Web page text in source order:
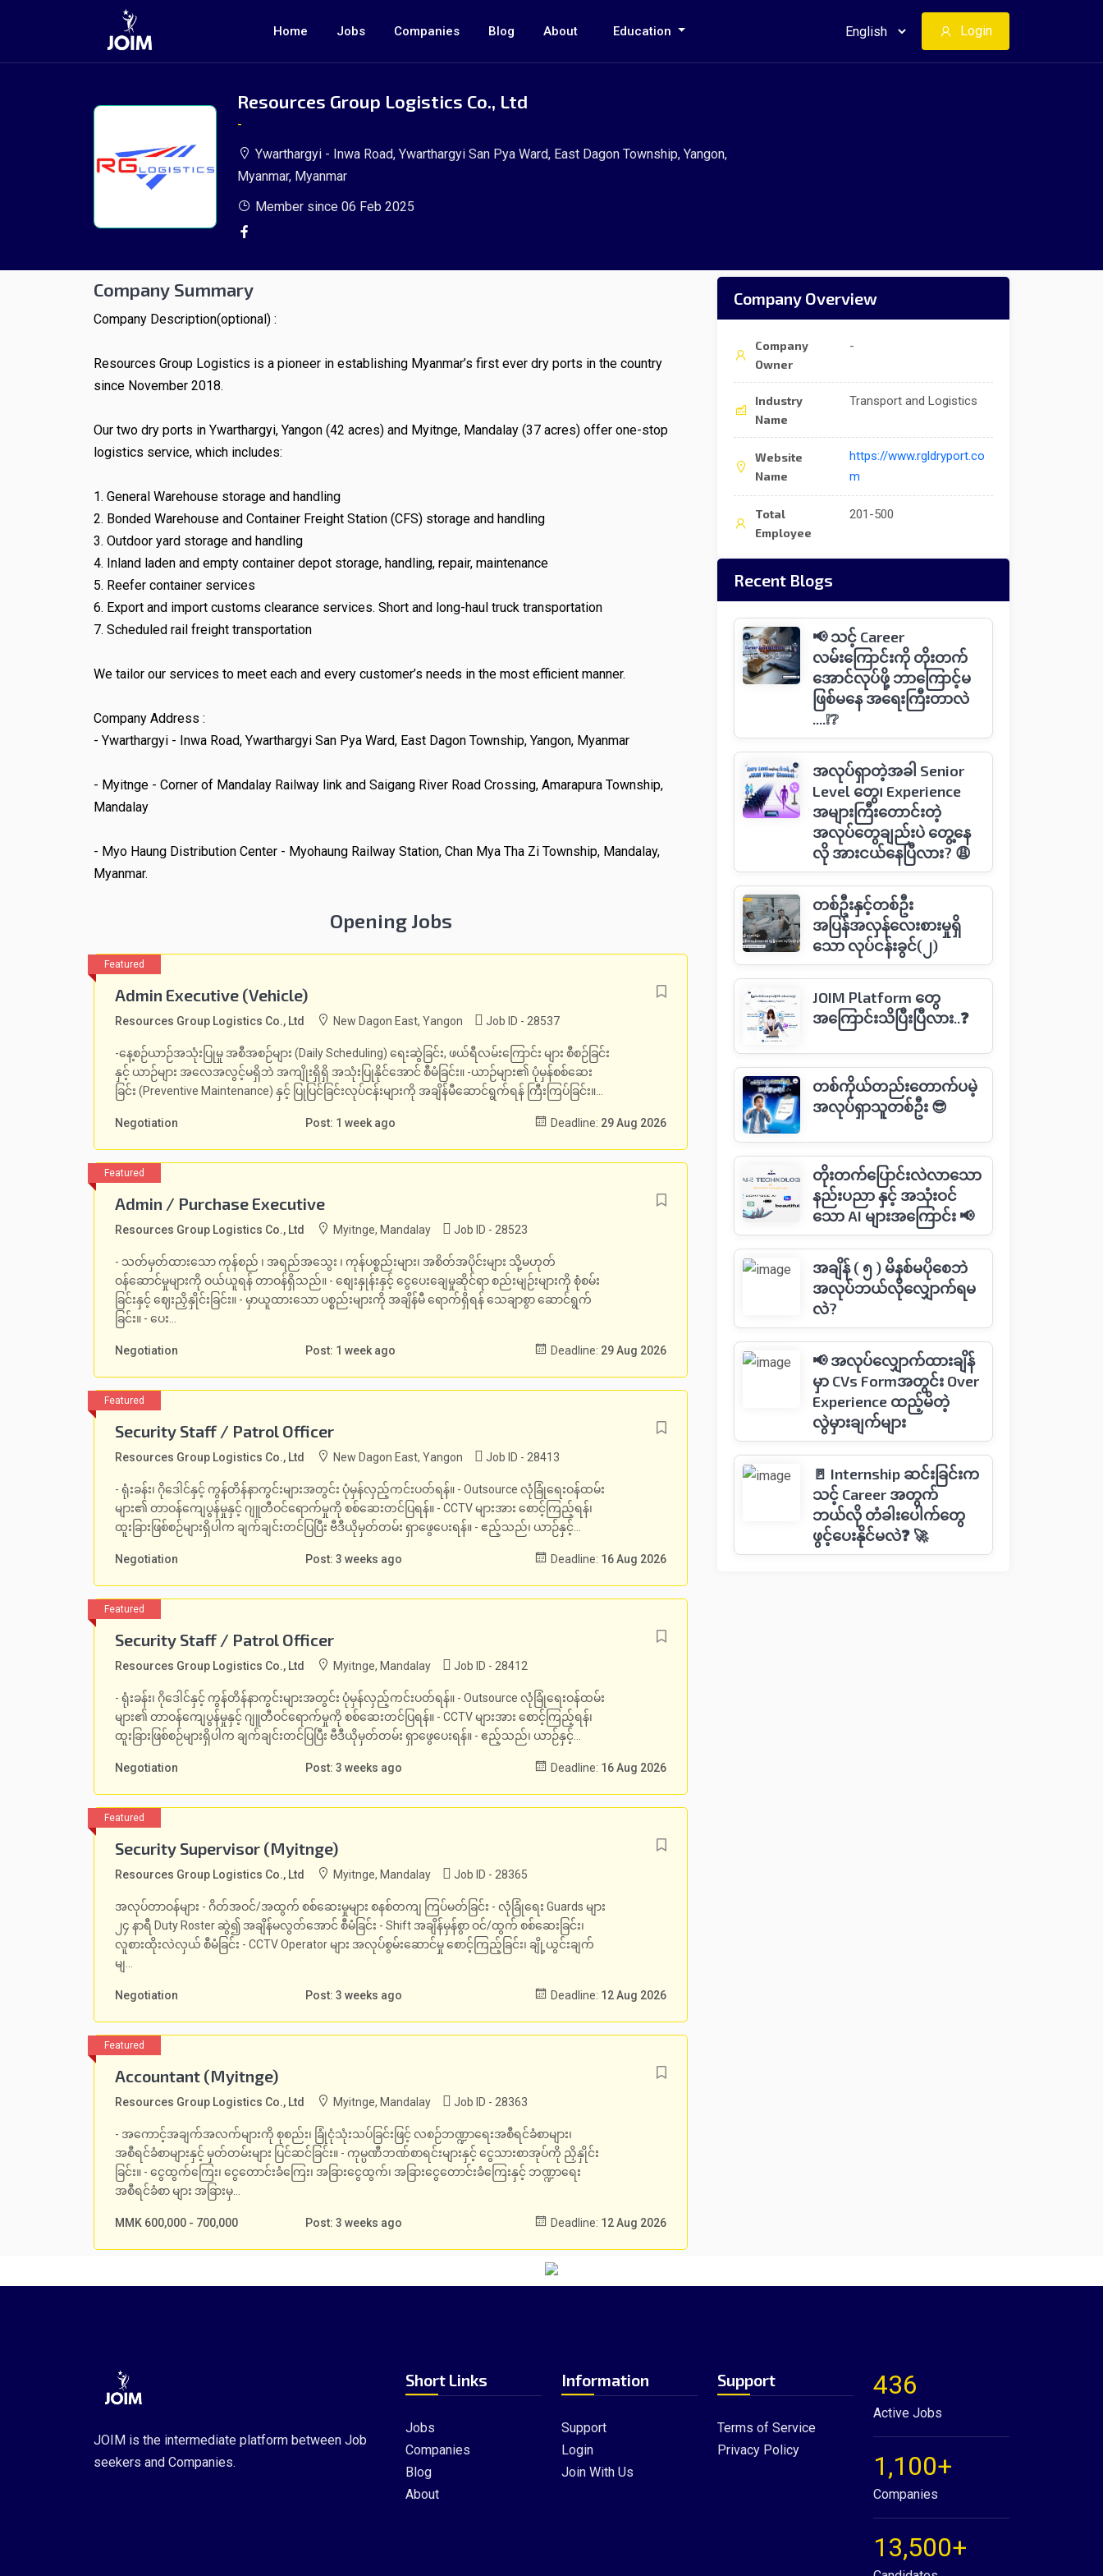
Home Jobs Companies Blog About Education Login
Resources Group Logistics Co., Ltd
-
Ywarthargyi - Inwa Road, Ywarthargyi San Pya Ward, East Dagon Township, Yangon,
Myanmar, Myanmar
Member since 06 Feb 2025
Company Summary
Company Description(optional) :
Resources Group Logistics is a pioneer in establishing Myanmar’s first ever dry ports in the country
since November 2018.
Our two dry ports in Ywarthargyi, Yangon (42 acres) and Myitnge, Mandalay (37 acres) offer one-stop
logistics service, which includes:
1. General Warehouse storage and handling
2. Bonded Warehouse and Container Freight Station (CFS) storage and handling
3. Outdoor yard storage and handling
4. Inland laden and empty container depot storage, handling, repair, maintenance
5. Reefer container services
6. Export and import customs clearance services. Short and long-haul truck transportation
7. Scheduled rail freight transportation
We tailor our services to meet each and every customer’s needs in the most efficient manner.
Company Address :
- Ywarthargyi - Inwa Road, Ywarthargyi San Pya Ward, East Dagon Township, Yangon, Myanmar
- Myitnge - Corner of Mandalay Railway link and Saigang River Road Crossing, Amarapura Township,
Mandalay
- Myo Haung Distribution Center - Myohaung Railway Station, Chan Mya Tha Zi Township, Mandalay,
Myanmar.
Opening Jobs
Admin Executive (Vehicle)
Resources Group Logistics Co., Ltd New Dagon East, Yangon Job ID - 28537
-နေ့စဉ်ယာဉ်အသုံးပြုမှု အစီအစဉ်များ (Daily Scheduling) ရေးဆွဲခြင်း, ဖယ်ရီလမ်းကြောင်း များ စီစဉ်ခြင်း
နှင့် ယာဉ်များ အလေအလွင့်မရှိဘဲ အကျိုးရှိရှိ အသုံးပြုနိုင်အောင် စီမံခြင်း။ -ယာဉ်များ၏ ပုံမှန်စစ်ဆေး
ခြင်း (Preventive Maintenance) နှင့် ပြုပြင်ခြင်းလုပ်ငန်းများကို အချိန်မီဆောင်ရွက်ရန် ကြီးကြပ်ခြင်း။...
Negotiation Post: 1 week ago Deadline: 29 Aug 2026
Admin / Purchase Executive
Resources Group Logistics Co., Ltd Myitnge, Mandalay Job ID - 28523
- သတ်မှတ်ထားသော ကုန်စည် ၊ အရည်အသွေး ၊ ကုန်ပစ္စည်းများ၊ အစိတ်အပိုင်းများ သို့မဟုတ်
ဝန်ဆောင်မှုများကို ဝယ်ယူရန် တာဝန်ရှိသည်။ - စျေးနှုန်းနှင့် ငွေပေးချေမှုဆိုင်ရာ စည်းမျဉ်းများကို စုံစမ်း
ခြင်းနှင့် ဈေးညှိနှိုင်းခြင်း။ - မှာယူထားသော ပစ္စည်းများကို အချိန်မီ ရောက်ရှိရန် သေချာစွာ ဆောင်ရွက်
ခြင်း။ - ပေး...
Negotiation Post: 1 week ago Deadline: 29 Aug 2026
Security Staff / Patrol Officer
Resources Group Logistics Co., Ltd New Dagon East, Yangon Job ID - 28413
- ရုံးခန်း၊ ဂိုဒေါင်နှင့် ကွန်တိန်နာကွင်းများအတွင်း ပုံမှန်လှည့်ကင်းပတ်ရန်။ - Outsource လုံခြုံရေးဝန်ထမ်း
များ၏ တာဝန်ကျေပွန်မှုနှင့် ဂျူတီဝင်ရောက်မှုကို စစ်ဆေးတင်ပြရန်။ - CCTV များအား စောင့်ကြည့်ရန်၊
ထူးခြားဖြစ်စဉ်များရှိပါက ချက်ချင်းတင်ပြပြီး ဗီဒီယိုမှတ်တမ်း ရှာဖွေပေးရန်။ - ဧည့်သည်၊ ယာဉ်နှင့်...
Negotiation Post: 3 weeks ago Deadline: 16 Aug 2026
Security Staff / Patrol Officer
Resources Group Logistics Co., Ltd Myitnge, Mandalay Job ID - 28412
- ရုံးခန်း၊ ဂိုဒေါင်နှင့် ကွန်တိန်နာကွင်းများအတွင်း ပုံမှန်လှည့်ကင်းပတ်ရန်။ - Outsource လုံခြုံရေးဝန်ထမ်း
များ၏ တာဝန်ကျေပွန်မှုနှင့် ဂျူတီဝင်ရောက်မှုကို စစ်ဆေးတင်ပြရန်။ - CCTV များအား စောင့်ကြည့်ရန်၊
ထူးခြားဖြစ်စဉ်များရှိပါက ချက်ချင်းတင်ပြပြီး ဗီဒီယိုမှတ်တမ်း ရှာဖွေပေးရန်။ - ဧည့်သည်၊ ယာဉ်နှင့်...
Negotiation Post: 3 weeks ago Deadline: 16 Aug 2026
Security Supervisor (Myitnge)
Resources Group Logistics Co., Ltd Myitnge, Mandalay Job ID - 28365
အလုပ်တာဝန်များ - ဂိတ်အဝင်/အထွက် စစ်ဆေးမှုများ စနစ်တကျ ကြပ်မတ်ခြင်း - လုံခြုံရေး Guards များ
၂၄ နာရီ Duty Roster ဆွဲ၍ အချိန်မလွတ်အောင် စီမံခြင်း - Shift အချိန်မှန်စွာ ဝင်/ထွက် စစ်ဆေးခြင်း၊
လူစားထိုးလဲလှယ် စီမံခြင်း - CCTV Operator များ အလုပ်စွမ်းဆောင်မှု စောင့်ကြည့်ခြင်း၊ ချို့ယွင်းချက်
မျ...
Negotiation Post: 3 weeks ago Deadline: 12 Aug 2026
Accountant (Myitnge)
Resources Group Logistics Co., Ltd Myitnge, Mandalay Job ID - 28363
- အကောင့်အချက်အလက်များကို စုစည်း၊ ခြုံငုံသုံးသပ်ခြင်းဖြင့် လစဉ်ဘဏ္ဍာရေးအစီရင်ခံစာများ၊
အစီရင်ခံစာများနှင့် မှတ်တမ်းများ ပြင်ဆင်ခြင်း။ - ကုမ္ပဏီဘဏ်စာရင်းများနှင့် ငွေသားစာအုပ်ကို ညှိနှိုင်း
ခြင်း။ - ငွေထွက်ကြေး၊ ငွေတောင်းခံကြေး၊ အခြားငွေထွက်၊ အခြားငွေတောင်းခံကြေးနှင့် ဘဏ္ဍာရေး
အစီရင်ခံစာ များ အခြားမှ...
MMK 600,000 - 700,000 Post: 3 weeks ago Deadline: 12 Aug 2026
Company Overview
Company
Owner
-
Industry
Name
Transport and Logistics
Website
Name
https://www.rgldryport.co
m
Total
Employee
201-500
Recent Blogs
📢 သင့် Career
လမ်းကြောင်းကို တိုးတက်
အောင်လုပ်ဖို့ ဘာကြောင့်မ
ဖြစ်မနေ အရေးကြီးတာလဲ
....❕❔
အလုပ်ရှာတဲ့အခါ Senior
Level တွေ၊ Experience
အများကြီးတောင်းတဲ့
အလုပ်တွေချည်းပဲ တွေ့နေ
လို အားငယ်နေပြီလား? 😩
တစ်ဦးနှင့်တစ်ဦး
အပြန်အလှန်​လေးစားမှုရှိ​​
သော လုပ်ငန်းခွင်(၂)
JOIM Platform တွေ
အကြောင်းသိပြီးပြီလား..❓
တစ်ကိုယ်တည်းတောက်ပမဲ့
အလုပ်ရှာသူတစ်ဦး 😎
တိုးတက်ပြောင်းလဲလာသော
နည်းပညာ နှင့် အသုံးဝင်
သော AI များအကြောင်း 📢
အချိန် ( ၅ ) မိနစ်မပိုစေဘဲ
အလုပ်ဘယ်လိုလျှောက်ရမ
လဲ?
📢 အလုပ်လျှောက်ထားချိန်
မှာ CVs Formအတွင်း Over
Experience ထည့်မိတဲ့
လွဲမှားချက်များ
🚪 Internship ဆင်းခြင်းက
သင့် Career အတွက်
ဘယ်လို တံခါးပေါက်တွေ
ဖွင့်ပေးနိုင်မလဲ❓ 🚀
JOIM is the intermediate platform between Job
seekers and Companies.
Short Links
Jobs
Companies
Blog
About
Information
Support
Login
Join With Us
Support
Terms of Service
Privacy Policy
436
Active Jobs
1,100+
Companies
13,500+